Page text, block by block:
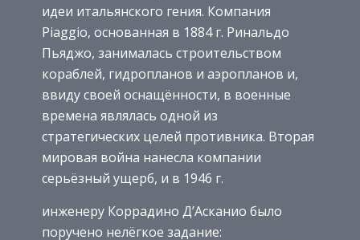
идеи итальянского гения. Компания
Piaggio, основанная в 1884 г. Ринальдо
Пьяджо, занималась строительством
кораблей, гидропланов и аэропланов и,
ввиду своей оснащённости, в военные
времена являлась одной из
стратегических целей противника. Вторая
мировая война нанесла компании
серьёзный ущерб, и в 1946 г.
инженеру Коррадино Д’Асканио было
поручено нелёгкое задание: